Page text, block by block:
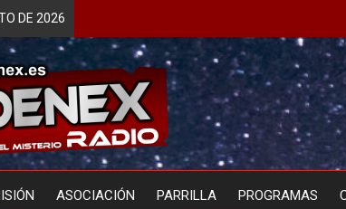
DE 2026
ASOCIACIÓN PARRILLA PROGRAMAS